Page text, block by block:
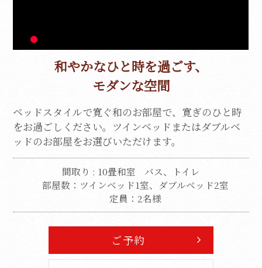
和やかなひと時を過ごす、
モダンな空間
ベッドスタイルで寛ぐ和のお部屋で、寛ぎのひと時
をお過ごしください。 ツインベッドまたはダブルベ
ッドのお部屋をお選びいただけます。
間取り : 10畳和室
バス、トイレ
部屋数：ツインベッド1室、ダブルベッド2室
定員：2名様
ご予約